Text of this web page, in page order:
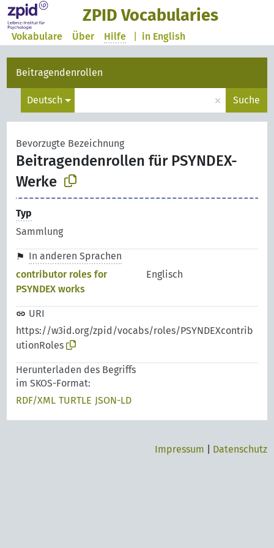
ZPID Vocabularies
in English
Vokabulare Über Hilfe
Beitragendenrollen
Deutsch × Suche
Bevorzugte Bezeichnung
Beitragendenrollen für PSYNDEX-
Werke
Typ
Sammlung
In anderen Sprachen
contributor roles for
PSYNDEX works
Englisch
URI
https://w3id.org/zpid/vocabs/roles/PSYNDEXcontrib
utionRoles
Herunterladen des Begriffs
im SKOS-Format:
RDF/XML TURTLE JSON-LD
Impressum Datenschutz